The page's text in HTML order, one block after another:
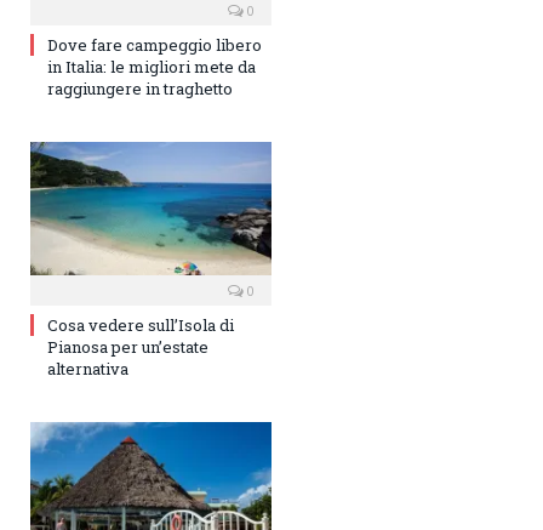
0
Dove fare campeggio libero
in Italia: le migliori mete da
raggiungere in traghetto
0
Cosa vedere sull’Isola di
Pianosa per un’estate
alternativa